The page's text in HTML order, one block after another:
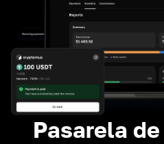
Pasarela